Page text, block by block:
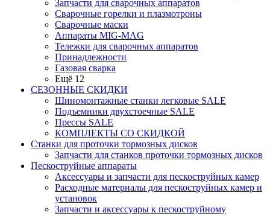
Запчасти для сварочных аппаратов
Сварочные горелки и плазмотроны
Сварочные маски
Аппараты MIG-MAG
Тележки для сварочных аппаратов
Принадлежности
Газовая сварка
Ещё 12
СЕЗОННЫЕ СКИДКИ
Шиномонтажные станки легковые SALE
Подъемники двухстоечные SALE
Прессы SALE
КОМПЛЕКТЫ СО СКИДКОЙ
Станки для проточки тормозных дисков
Запчасти для станков проточки тормозных дисков
Пескоструйные аппараты
Аксессуары и запчасти для пескоструйных камер
Расходные материалы для пескоструйных камер и
установок
Запчасти и аксессуары к пескоструйному